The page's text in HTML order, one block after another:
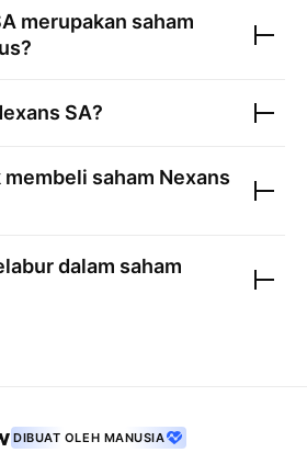
merupakan saham
SA?
saham Nexans
dalam saham
DIBUAT OLEH MANUSIA